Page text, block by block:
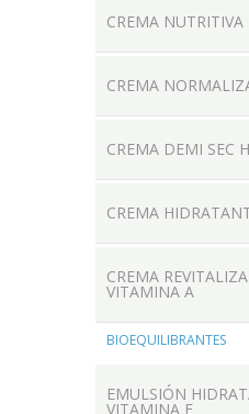
CREMA NUTRITIVA
CREMA
CREMA DEMI SEC
CREMA
CREMA
VITAMINA A
BIOEQUILIBRANTES
EMULSIÓN
VITAMINA E